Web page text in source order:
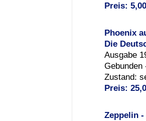
Preis:
Phoenix
Die
Ausgabe
Gebunden
Zustand:
Preis:
Zeppelin